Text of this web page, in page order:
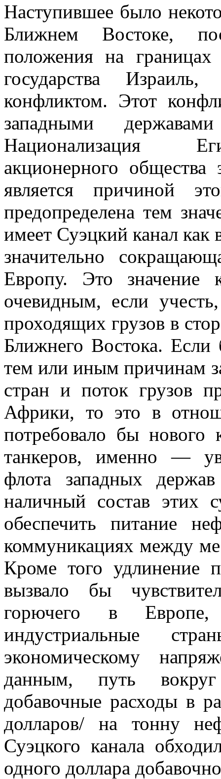
Наступившее было
Ближнем Востоке,
положения на границах
государства
конфликтом. Этот
западными
Национализация
акционерного общества
является причиной
предопределена тем
имеет Суэцкий канал как
значительно
Европу. Это значение
очевидным, если
проходящих грузов в
Ближнего Востока. Если
тем или иным причинам
стран и поток грузов
Африки, то это в
потребовало бы нового
танкеров, именно —
флота западных
наличный состав этих
обеспечить питание
коммуникациях между
Кроме того удлинение
вызвало бы
горючего в
индустриальные
экономическому
данным, путь
добавочные расходы в
долларов/ на тонну
Суэцкого канала
одного доллара